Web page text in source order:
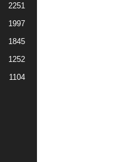
2251
1997
1845
1252
1104